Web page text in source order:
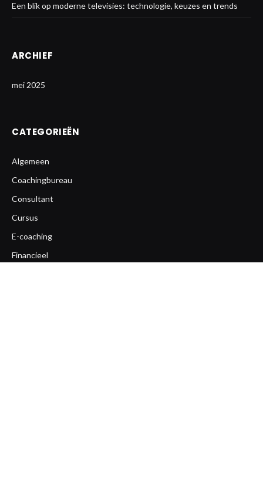
Een blik op moderne televisies: technologie, keuzes en trends
ARCHIEF
mei 2025
CATEGORIEËN
Algemeen
Coachingbureau
Consultant
Cursus
E-coaching
Financieel